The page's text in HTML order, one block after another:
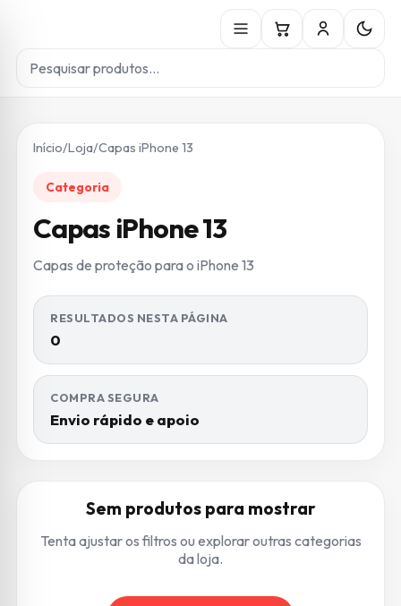
Início/Loja/Capas iPhone 13
Categoria
Capas iPhone 13
Capas de proteção para o iPhone 13
RESULTADOS NESTA PÁGINA
0
COMPRA SEGURA
Envio rápido e apoio
Sem produtos para mostrar
Tenta ajustar os filtros ou explorar outras categorias
da loja.